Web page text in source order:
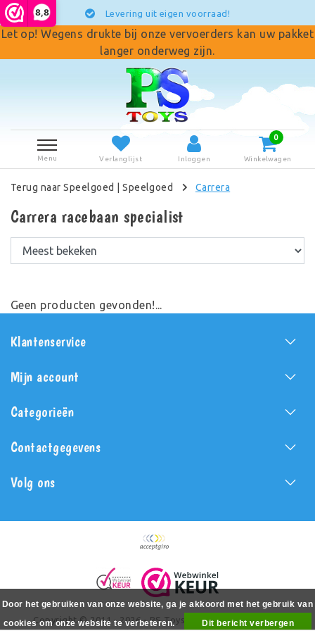
8,8 Levering uit eigen voorraad!
Let op! Wegens drukte bij onze vervoerders kan uw pakket
langer onderweg zijn.
Menu Verlanglijst Inloggen
0
Winkelwagen
Terug naar Speelgoed |Speelgoed Carrera
Carrera racebaan specialist
Geen producten gevonden!...
Klantenservice
Mijn account
Categorieën
Contactgegevens
Volg ons
Copyright © 2011 - 2026 - PS Toys - All rights reserved -
Door het gebruiken van onze website, ga je akkoord met het gebruik van
cookies om onze website te verbeteren.
Dit bericht verbergen